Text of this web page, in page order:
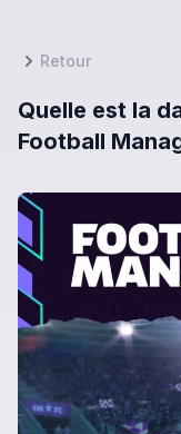
Retour
Quelle est la
Football